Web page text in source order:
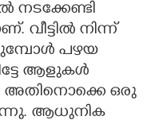
വീട്ടിൽ നിന്ന്
പഴയ
ആളുകൾ
അതിനൊക്കെ ഒരു
ആധുനിക